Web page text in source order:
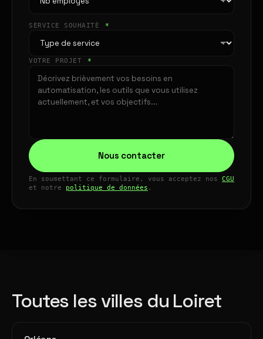
SERVICE SOUHAITÉ *
VOTRE PROJET *
Nous contacter
En soumettant ce formulaire, vous acceptez nos CGU
et notre politique de données .
Toutes les villes du Loiret